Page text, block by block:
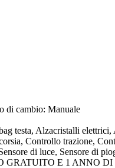
di cambio: Manuale
testa, Alzacristalli
Controllo trazione,
di luce, Sensore di
GRATUITO E 1 ANNO